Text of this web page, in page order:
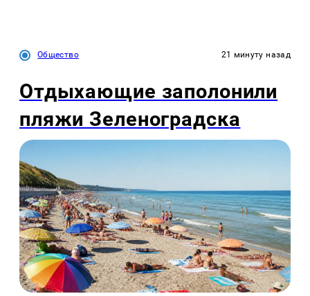
Общество 21 минуту назад
Отдыхающие заполонили
пляжи Зеленоградска